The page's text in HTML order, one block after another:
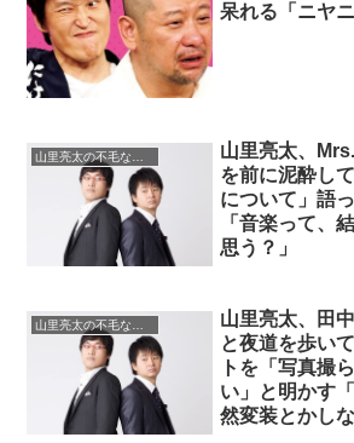
呆れる「ニヤ
山里亮太、
を前に泥酔し
について」語
「音楽って、
思う？」
山里亮太、田
と夜道を歩い
トを「写真撮
い」と明かす
然変装とかしな